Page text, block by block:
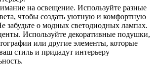
на освещение. Используйте разные
чтобы создать уютную и комфортную
забудьте о модных светодиодных лампах.
Используйте декоративные подушки,
или другие элементы, которые
стиль и придадут интерьеру